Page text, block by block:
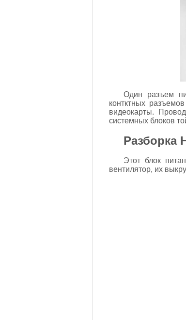
Один разъем
контктных
видеокарты.
системных блоков
Разборка
Этот блок
вентилятор, их